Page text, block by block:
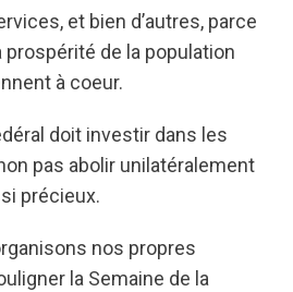
et bien d’autres, parce
prospérité de la population
à coeur.
doit investir dans les
pas abolir unilatéralement
précieux.
nos propres
la Semaine de la